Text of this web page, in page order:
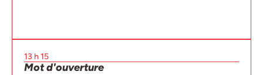
13 h 15
Mot d'ouverture